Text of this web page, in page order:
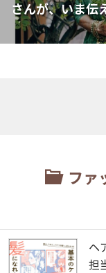
さんが、いま伝
ファ
ヘ
担